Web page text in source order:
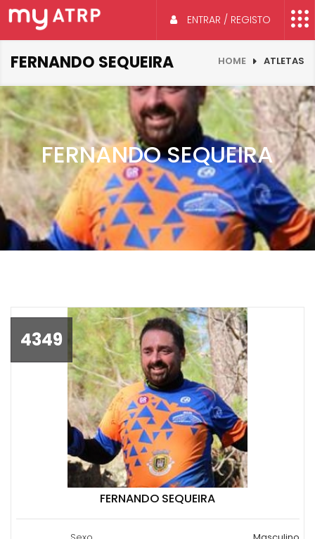
ENTRAR / REGISTO
FERNANDO SEQUEIRA HOME ATLETAS
FERNANDO SEQUEIRA
4349
FERNANDO SEQUEIRA